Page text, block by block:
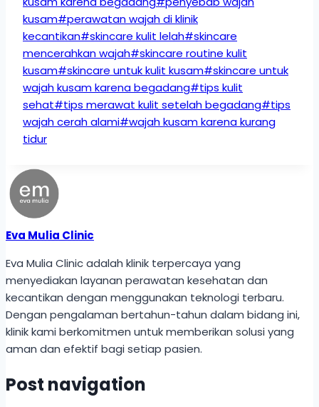
kusam#perawatan wajah di klinik
kecantikan#skincare kulit lelah#skincare
mencerahkan wajah#skincare routine kulit
kusam#skincare untuk kulit kusam#skincare untuk
wajah kusam karena begadang#tips kulit
sehat#tips merawat kulit setelah begadang#tips
wajah cerah alami#wajah kusam karena kurang
tidur
Eva Mulia Clinic
Eva Mulia Clinic adalah klinik terpercaya yang
menyediakan layanan perawatan kesehatan dan
kecantikan dengan menggunakan teknologi terbaru.
Dengan pengalaman bertahun-tahun dalam bidang ini,
klinik kami berkomitmen untuk memberikan solusi yang
aman dan efektif bagi setiap pasien.
Post navigation